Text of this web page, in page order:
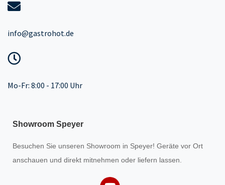
info@gastrohot.de
Mo-Fr: 8:00 - 17:00 Uhr
Showroom Speyer
Besuchen Sie unseren Showroom in Speyer! Geräte vor Ort
anschauen und direkt mitnehmen oder liefern lassen.